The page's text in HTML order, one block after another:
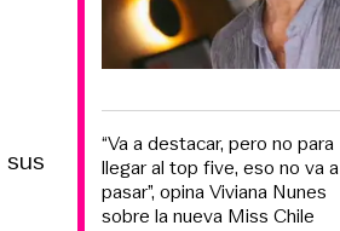
“Va a destacar, pero no para
llegar al top five, eso no va a
pasar”, opina Viviana Nunes
sobre la nueva Miss Chile